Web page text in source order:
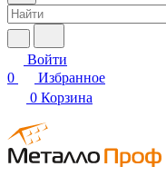
Войти
0
Избранное
0 Корзина